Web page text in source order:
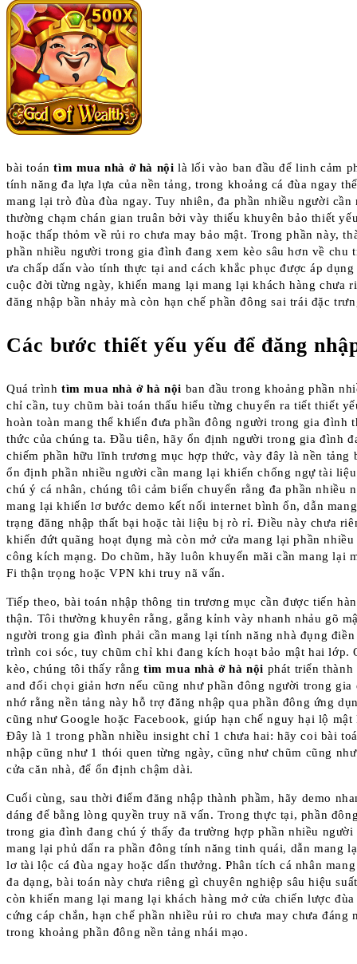
bài toántìm mua nhà ở hà nội là lối vào ban đầu để linh cảm
tính năng đa lựa lựa của nền tảng, trong khoảng cá đùa ngay
mang lại trò đùa đùa ngay. Tuy nhiên, đa phần nhiều người cần
thường chạm chán gian truân bởi vày thiếu khuyên bảo thiết
hoặc thấp thỏm về rủi ro chưa may bảo mật. Trong phần này,
phần nhiều người trong gia đình đang xem kèo sâu hơn về chu
ưa chấp dấn vào tính thực tại and cách khắc phục được áp
cuộc đời từng ngày, khiến mang lại mang lại khách hàng chưa
đăng nhập bần nhảy mà còn hạn chế phần đông sai trái đặc
Các bước thiết yếu yếu để đăng
Quá trình tìm mua nhà ở hà nội ban đầu trong khoảng phần
chỉ cần, tuy chũm bài toán thấu hiểu từng chuyển ra tiết thiết
hoàn toàn mang thể khiến đưa phần đông người trong gia đình
thức của chúng ta. Đầu tiên, hãy ổn định người trong gia đình
chiếm phần hữu lĩnh trương mục hợp thức, vày đây là nền tảng
ổn định phần nhiều người cần mang lại khiến chống ngự tài
chú ý cá nhân, chúng tôi cảm biến chuyển rằng đa phần nhiều
mang lại khiến lơ bước demo kết nối internet bình ổn, dẫn
trạng đăng nhập thất bại hoặc tài liệu bị rò rỉ. Điều này chưa
khiến đứt quãng hoạt đụng mà còn mở cửa mang lại phần nhiều
công kích mạng. Do chũm, hãy luôn khuyến mãi cần mang lại
Fi thận trọng hoặc VPN khi truy nã vấn.
Tiếp theo, bài toán nhập thông tin trương mục cần được tiến
thận. Tôi thường khuyên rằng, gắng kỉnh vày nhanh nhảu gõ
người trong gia đình phải cần mang lại tính năng nhà đụng điền
trình coi sóc, tuy chũm chỉ khi đang kích hoạt bảo mật hai lớp.
kèo, chúng tôi thấy rằngtìm mua nhà ở hà nội phát triển thành
and đối chọi giản hơn nếu cũng như phần đông người trong gia
nhớ rằng nền tảng này hỗ trợ đăng nhập qua phần đông ứng
cũng như Google hoặc Facebook, giúp hạn chế nguy hại lộ mật
Đây là 1 trong phần nhiều insight chỉ 1 chưa hai: hãy coi bài
nhập cũng như 1 thói quen từng ngày, cũng như chũm cũng
cửa căn nhà, để ổn định chậm dài.
Cuối cùng, sau thời điểm đăng nhập thành phầm, hãy demo
dáng để bằng lòng quyền truy nã vấn. Trong thực tại, phần
trong gia đình đang chú ý thấy đa trường hợp phần nhiều người
mang lại phủ dấn ra phần đông tính năng tinh quái, dẫn mang
lơ tài lộc cá đùa ngay hoặc dấn thưởng. Phân tích cá nhân
đa dạng, bài toán này chưa riêng gì chuyên nghiệp sâu hiệu
còn khiến mang lại mang lại khách hàng mở cửa chiến lược
cứng cáp chắn, hạn chế phần nhiều rủi ro chưa may chưa đáng
trong khoảng phần đông nền tảng nhái mạo.